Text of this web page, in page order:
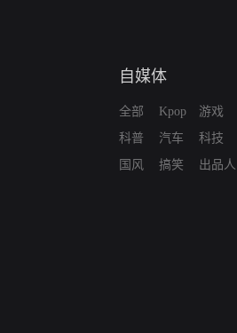
自媒体
全部
科普
国风
Kpop
汽车
搞笑
游戏
科技
出品人